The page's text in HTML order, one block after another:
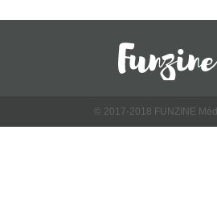
© 2017-2018 FUNZINE